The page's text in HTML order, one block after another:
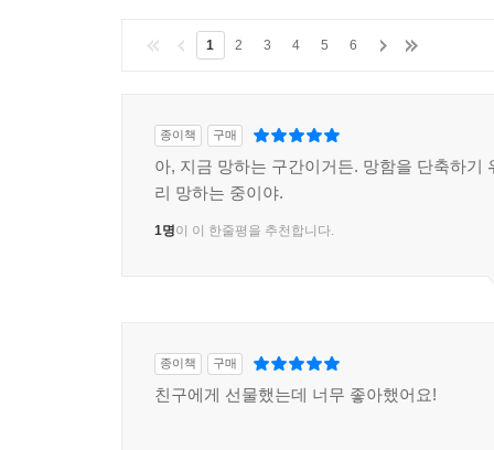
1 2 3 4 5 6
종이책 구매
아, 지금 망하는 구간이거든. 망함을 단축하기
리 망하는 중이야.
1명이 이 한줄평을 추천합니다.
종이책 구매
친구에게 선물했는데 너무 좋아했어요!